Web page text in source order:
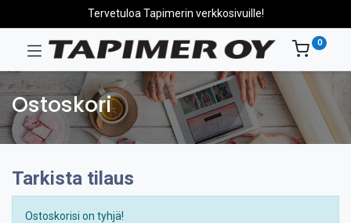
Tervetuloa Tapimerin verkkosivuille!
0
Ostoskori
Tarkista tilaus
Ostoskorisi on tyhjä!